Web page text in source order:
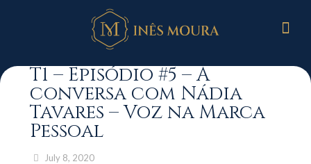
T1 – Episódio #5 – À
conversa com Nádia
Tavares – Voz na Marca
Pessoal
July 8, 2020